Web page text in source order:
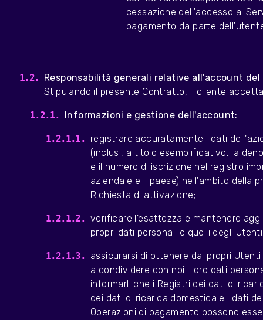
cessazione dell'accesso ai
pagamento da parte
Responsabilità generali relative all'account
Stipulando il presente Contratto, il cliente
Informazioni e gestione dell'account:
registrare accuratamente i dati
(inclusi, a titolo esemplificativo, la
e il numero di iscrizione nel registro
aziendale e il paese) nell'ambito della
Richiesta di attivazione;
verificare l'esattezza e mantenere
propri dati personali e quelli degli
assicurarsi di ottenere dai propri
a condividere con noi i loro dati
informarli che i Registri dei dati di
dei dati di ricarica domestica e i dati
Operazioni di pagamento possono